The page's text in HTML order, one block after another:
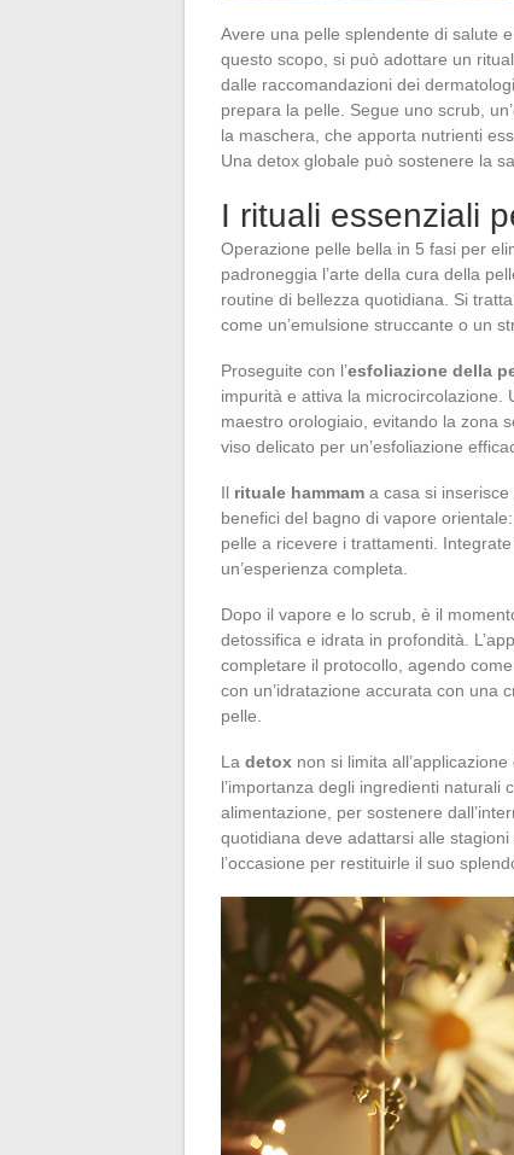
Avere una pelle splendente di salute
questo scopo, si può adottare un
dalle raccomandazioni dei
prepara la pelle. Segue uno scrub,
la maschera, che apporta nutrienti
Una detox globale può sostenere la
I rituali essenziali
Operazione pelle bella in 5 fasi per
padroneggia l’arte della cura della
routine di bellezza quotidiana. Si
come un’emulsione struccante o un
Proseguite con l’esfoliazione della
impurità e attiva la microcircolazione.
maestro orologiaio, evitando la zona
viso delicato per un’esfoliazione
Il rituale hammam a casa si
benefici del bagno di vapore
pelle a ricevere i trattamenti.
un’esperienza completa.
Dopo il vapore e lo scrub, è il
detossifica e idrata in profondità.
completare il protocollo, agendo
con un’idratazione accurata con una
pelle.
La detox non si limita
l’importanza degli ingredienti naturali
alimentazione, per sostenere
quotidiana deve adattarsi alle
l’occasione per restituirle il suo